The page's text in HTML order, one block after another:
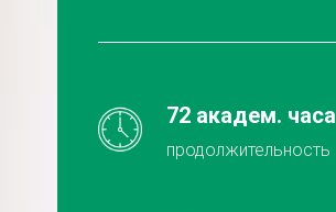
72 академ. часа
продолжительность